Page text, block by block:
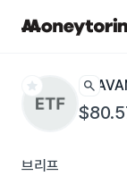
star search
브리프